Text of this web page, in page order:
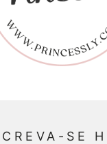
SE